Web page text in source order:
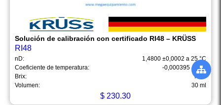
Solución de calibración con certificado RI48 – KRÜSS
RI48
nD:
1,4800 ±0,0002 a 25 °C
Coeficiente de temperatura:
-0,000395 / + °C
Brix:
76%
Volumen:
30 ml
$ 230.30